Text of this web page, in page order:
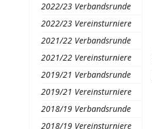
2022/23 Verbandsrunde
2022/23 Vereinsturniere
2021/22 Verbandsrunde
2021/22 Vereinsturniere
2019/21 Verbandsrunde
2019/21 Vereinsturniere
2018/19 Verbandsrunde
2018/19 Vereinsturniere